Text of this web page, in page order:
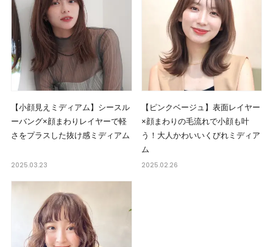
【小顔見えミディアム】シースル
ーバング×顔まわりレイヤーで軽
さをプラスした抜け感ミディアム
2025.03.23
【ピンクベージュ】表面レイヤー
×顔まわりの毛流れで小顔も叶
う！大人かわいいくびれミディア
ム
2025.02.26